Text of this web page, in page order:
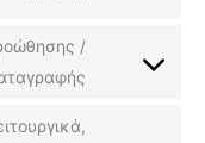
/